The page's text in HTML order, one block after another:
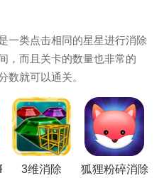
轻松上手驾驶小车，在游
。
满了趣味性，玩家玩游戏
轻松愉悦。
星球上的细节都是精心设
一类点击相同的星星进行消除
，而且关卡的数量也非常的
数就可以通关。
3维消除 狐狸粉碎消除